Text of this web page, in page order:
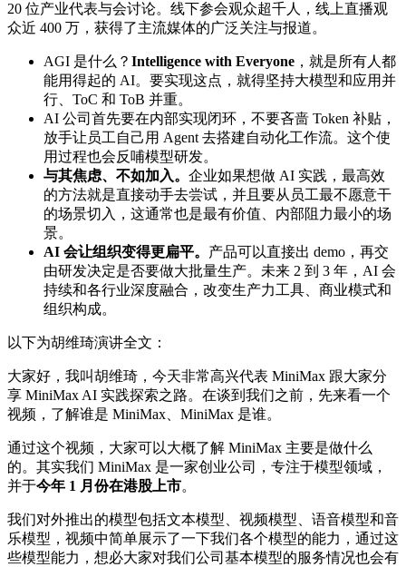
20 位产业代表与会讨论。线下参会观众超千人，线上直播观
众近 400 万，获得了主流媒体的广泛关注与报道。
AGI 是什么？ Intelligence with Everyone ，就是所有人都
能用得起的 AI。要实现这点，就得坚持大模型和应用并
行、ToC 和 ToB 并重。
AI 公司首先要在内部实现闭环，不要吝啬 Token 补贴，
放手让员工自己用 Agent 去搭建自动化工作流。这个使
用过程也会反哺模型研发。
与其焦虑、不如加入。 企业如果想做 AI 实践，最高效
的方法就是直接动手去尝试，并且要从员工最不愿意干
的场景切入，这通常也是最有价值、内部阻力最小的场
景。
AI 会让组织变得更扁平。 产品可以直接出 demo，再交
由研发决定是否要做大批量生产。未来 2 到 3 年，AI 会
持续和各行业深度融合，改变生产力工具、商业模式和
组织构成。
以下为胡维琦演讲全文：
大家好，我叫胡维琦，今天非常高兴代表 MiniMax 跟大家分
享 MiniMax AI 实践探索之路。在谈到我们之前，先来看一个
视频，了解谁是 MiniMax、MiniMax 是谁。
通过这个视频，大家可以大概了解 MiniMax 主要是做什么
的。其实我们 MiniMax 是一家创业公司，专注于模型领域，
并于今年 1 月份在港股上市。
我们对外推出的模型包括文本模型、视频模型、语音模型和音
乐模型，视频中简单展示了一下我们各个模型的能力，通过这
些模型能力，想必大家对我们公司基本模型的服务情况也会有